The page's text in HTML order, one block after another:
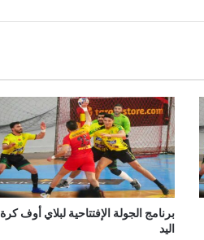
برنامج الجولة الإفتتاحية لبلاي أوف كرة
اليد